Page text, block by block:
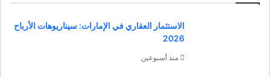
الاستثمار العقاري في الإمارات: سيناريوهات الأرباح
2026
منذ أسبوعين